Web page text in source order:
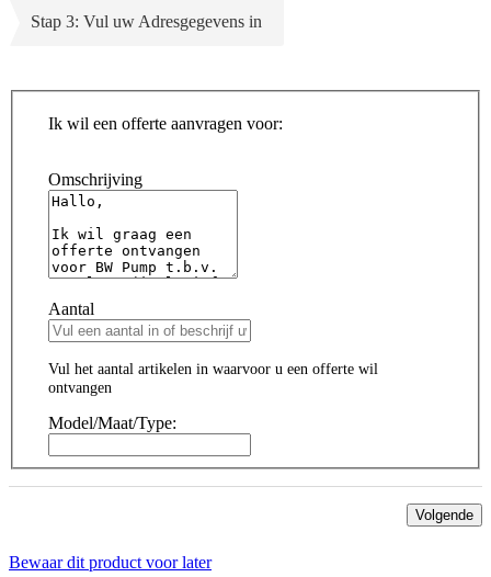
Stap 3: Vul uw Adresgegevens in
Ik wil een offerte aanvragen voor:
Omschrijving
Aantal
Vul het aantal artikelen in waarvoor u een offerte wil
ontvangen
Model/Maat/Type:
Volgende
Bewaar dit product voor later